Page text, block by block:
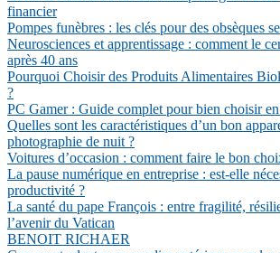
financier
Pompes funèbres : les clés pour des obsèques
Neurosciences et apprentissage : comment le
après 40 ans
Pourquoi Choisir des Produits Alimentaires
?
PC Gamer : Guide complet pour bien choisir
Quelles sont les caractéristiques d’un bon
photographie de nuit ?
Voitures d’occasion : comment faire le bon
La pause numérique en entreprise : est-elle
productivité ?
La santé du pape François : entre fragilité,
l’avenir du Vatican
BENOIT RICHAER